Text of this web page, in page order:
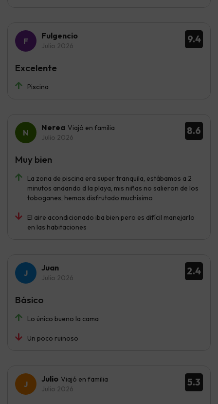
9.4
Fulgencio
Julio 2026
Piscina
Excelente
8.6
Nerea Viajó en familia
Julio 2026
La zona de piscina era super tranquila, estábamos a 2
minutos andando d la playa, mis niñas no salieron de los
toboganes, hemos disfrutado muchísimo
El aire acondicionado iba bien pero es difícil manejarlo
en las habitaciones
Muy bien
2.4
Juan
Julio 2026
Lo único bueno la cama
Un poco ruinoso
Básico
5.3
Julio Viajó en familia
Julio 2026